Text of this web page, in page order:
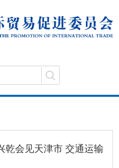
乾会见天津市 交通运输